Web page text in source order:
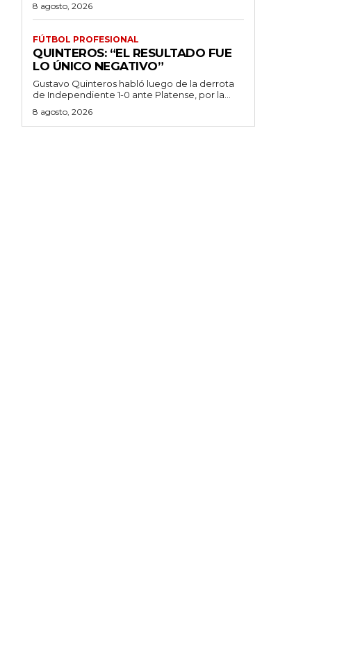
8 agosto, 2026
FÚTBOL PROFESIONAL
QUINTEROS: “EL RESULTADO FUE
LO ÚNICO NEGATIVO”
Gustavo Quinteros habló luego de la derrota
de Independiente 1-0 ante Platense, por la...
8 agosto, 2026